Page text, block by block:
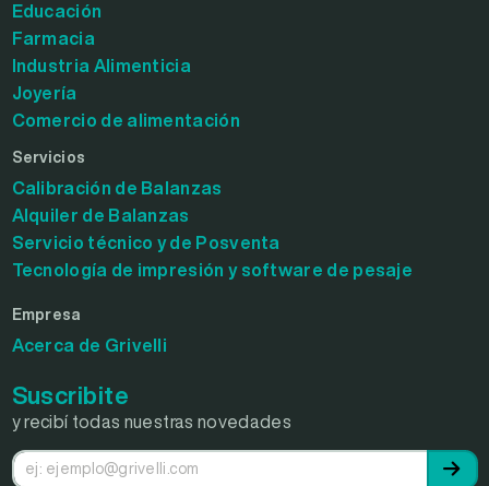
Educación
Farmacia
Industria Alimenticia
Joyería
Comercio de alimentación
Servicios
Calibración de Balanzas
Alquiler de Balanzas
Servicio técnico y de Posventa
Tecnología de impresión y software de pesaje
Empresa
Acerca de Grivelli
Suscribite
y recibí todas nuestras novedades